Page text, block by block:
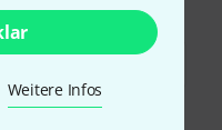
Weitere Infos